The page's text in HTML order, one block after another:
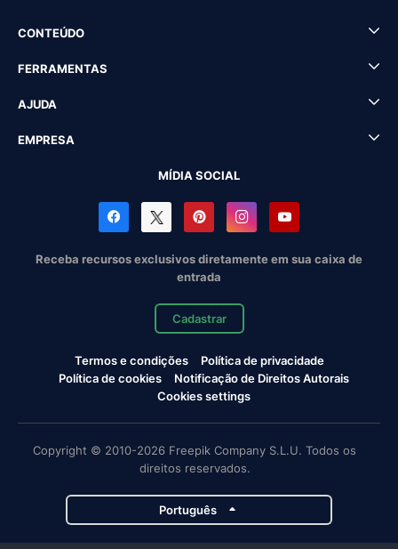
CONTEÚDO
FERRAMENTAS
AJUDA
EMPRESA
MÍDIA SOCIAL
Receba recursos exclusivos diretamente em sua caixa de
entrada
Cadastrar
Termos e condições
Política de privacidade
Política de cookies
Notificação de Direitos Autorais
Cookies settings
Copyright © 2010-2026 Freepik Company S.L.U. Todos os
direitos reservados.
Português